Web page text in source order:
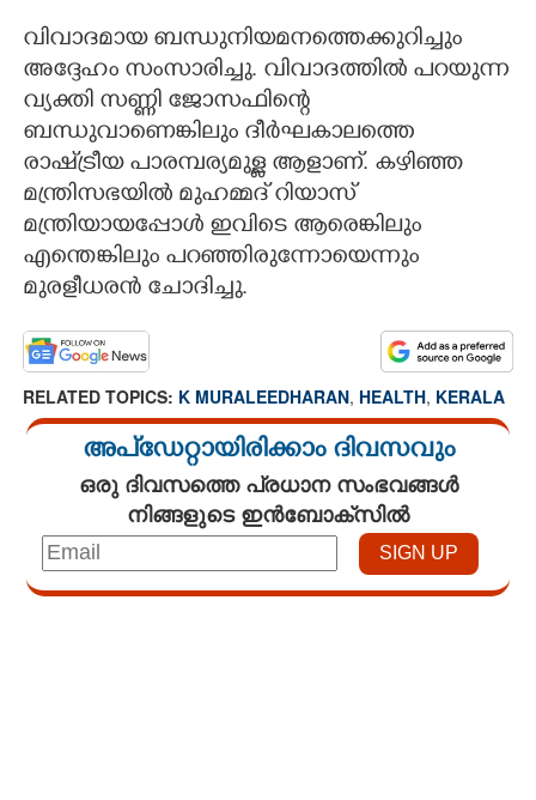
വിവാദമായ ബന്ധുനിയമനത്തെക്കുറിച്ചും
അദ്ദേഹം സംസാരിച്ചു. വിവാദത്തിൽ പറയുന്ന
വ്യക്തി സണ്ണി ജോസഫിന്റെ
ബന്ധുവാണെങ്കിലും ദീർഘകാലത്തെ
രാഷ്‌ട്രീയ പാരമ്പര്യമുള്ള ആളാണ്. കഴിഞ്ഞ
മന്ത്രിസഭയിൽ മുഹമ്മദ് റിയാസ്
മന്ത്രിയായപ്പോൾ ഇവിടെ ആരെങ്കിലും
എന്തെങ്കിലും പറഞ്ഞിരുന്നോയെന്നും
മുരളീധരൻ ചോദിച്ചു.
RELATED TOPICS: K MURALEEDHARAN, HEALTH, KERALA
അപ്ഡേറ്റായിരിക്കാം ദിവസവും
ഒരു ദിവസത്തെ പ്രധാന സംഭവങ്ങൾ
നിങ്ങളുടെ ഇൻബോക്സിൽ